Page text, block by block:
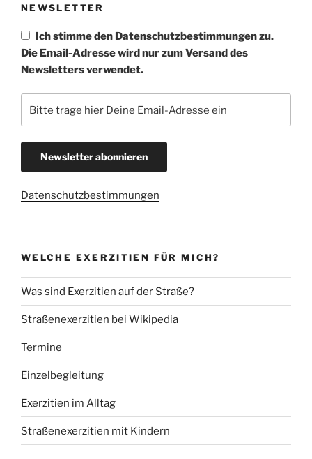
NEWSLETTER
Ich stimme den Datenschutzbestimmungen zu.
Die Email-Adresse wird nur zum Versand des
Newsletters verwendet.
Datenschutzbestimmungen
WELCHE EXERZITIEN FÜR MICH?
Was sind Exerzitien auf der Straße?
Straßenexerzitien bei Wikipedia
Termine
Einzelbegleitung
Exerzitien im Alltag
Straßenexerzitien mit Kindern